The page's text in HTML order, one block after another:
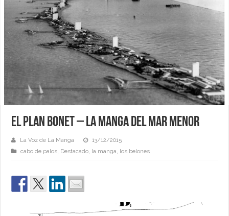
El Plan Bonet – La Manga del Mar Menor
La Voz de La Manga
13/12/2015
cabo de palos, Destacado, la manga, los belones